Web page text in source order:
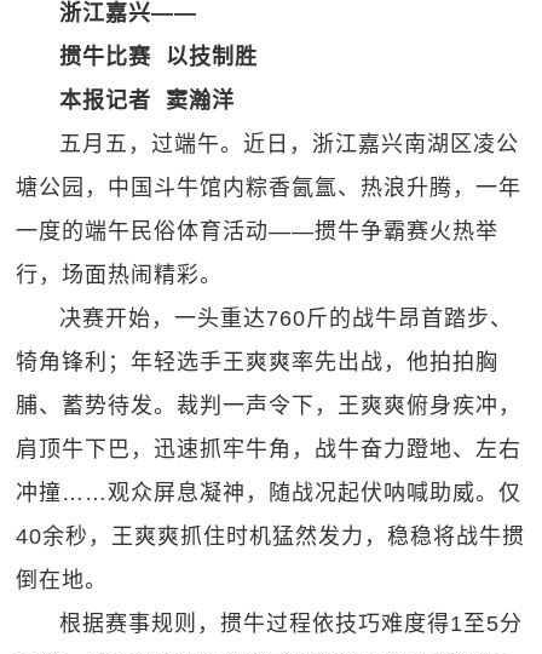
浙江嘉兴——
掼牛比赛 以技制胜
本报记者 窦瀚洋
五月五，过端午。近日，浙江嘉兴南湖区凌公
塘公园，中国斗牛馆内粽香氤氲、热浪升腾，一年
一度的端午民俗体育活动——掼牛争霸赛火热举
行，场面热闹精彩。
决赛开始，一头重达760斤的战牛昂首踏步、
犄角锋利；年轻选手王爽爽率先出战，他拍拍胸
脯、蓄势待发。裁判一声令下，王爽爽俯身疾冲，
肩顶牛下巴，迅速抓牢牛角，战牛奋力蹬地、左右
冲撞……观众屏息凝神，随战况起伏呐喊助威。仅
40余秒，王爽爽抓住时机猛然发力，稳稳将战牛掼
倒在地。
根据赛事规则，掼牛过程依技巧难度得1至5分